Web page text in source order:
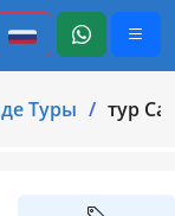
Туры тур